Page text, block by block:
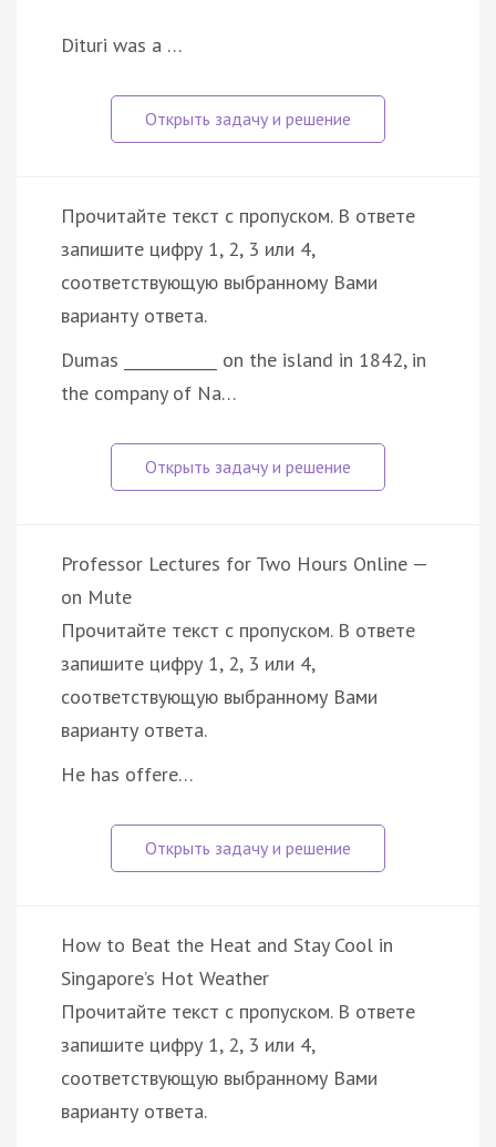
Dituri was a …
Прочитайте текст с пропуском. В ответе
запишите цифру 1, 2, 3 или 4,
соответствующую выбранному Вами
варианту ответа.
Dumas ____________ on the island in 1842, in
the company of Na…
Professor Lectures for Two Hours Online —
on Mute
Прочитайте текст с пропуском. В ответе
запишите цифру 1, 2, 3 или 4,
соответствующую выбранному Вами
варианту ответа.
He has offere…
How to Beat the Heat and Stay Cool in
Singapore’s Hot Weather
Прочитайте текст с пропуском. В ответе
запишите цифру 1, 2, 3 или 4,
соответствующую выбранному Вами
варианту ответа.